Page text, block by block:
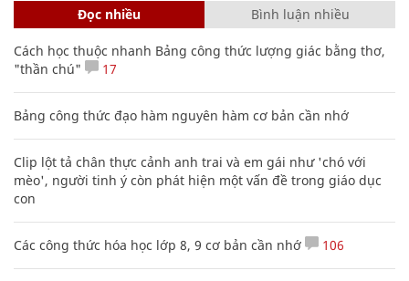
Đọc nhiều Bình luận nhiều
Cách học thuộc nhanh Bảng công thức lượng giác bằng thơ,
"thần chú"
17
Bảng công thức đạo hàm nguyên hàm cơ bản cần nhớ
Clip lột tả chân thực cảnh anh trai và em gái như 'chó với
mèo', người tinh ý còn phát hiện một vấn đề trong giáo dục
con
Các công thức hóa học lớp 8, 9 cơ bản cần nhớ 106